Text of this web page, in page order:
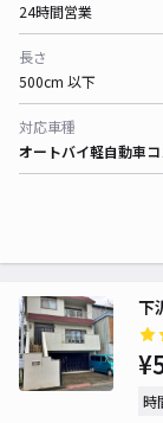
24時間営業
長さ
500cm 以下
対応車種
オートバイ軽自動車
下
時